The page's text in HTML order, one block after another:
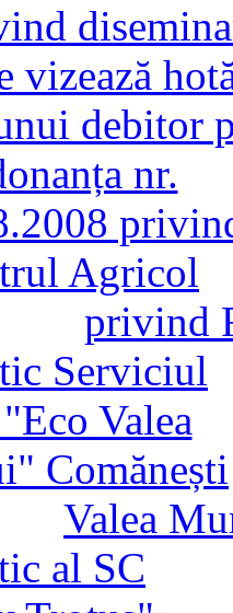
vizează
debitor
privind
Valea